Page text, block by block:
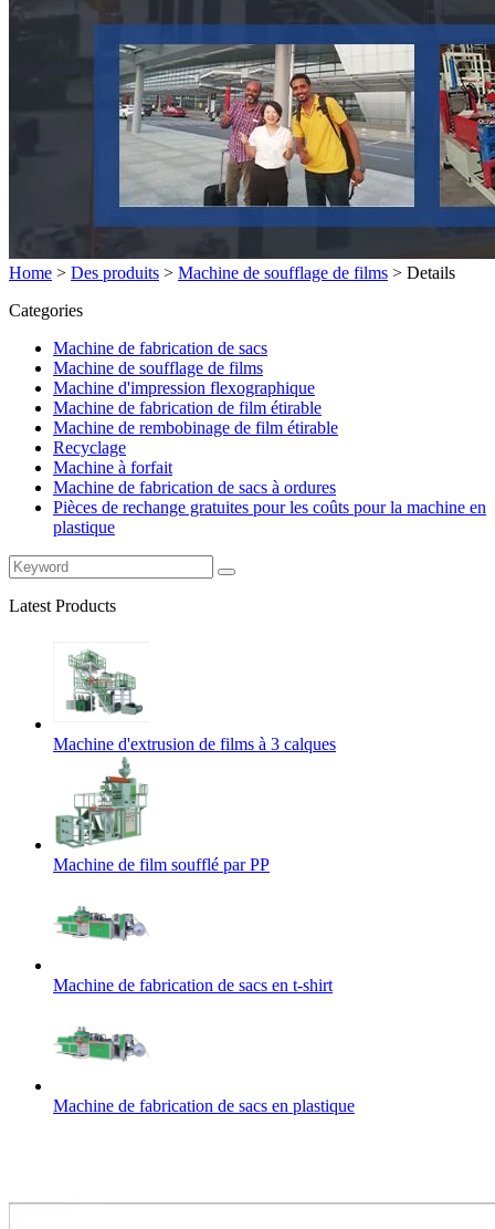
Home > Des produits > Machine de soufflage de films > Details
Categories
Machine de fabrication de sacs
Machine de soufflage de films
Machine d'impression flexographique
Machine de fabrication de film étirable
Machine de rembobinage de film étirable
Recyclage
Machine à forfait
Machine de fabrication de sacs à ordures
Pièces de rechange gratuites pour les coûts pour la machine en
plastique
Latest Products
Machine d'extrusion de films à 3 calques
Machine de film soufflé par PP
Machine de fabrication de sacs en t-shirt
Machine de fabrication de sacs en plastique